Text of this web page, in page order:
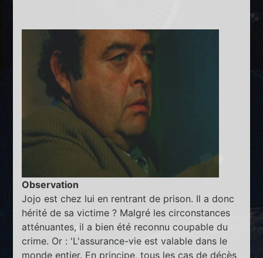
Observation
Jojo est chez lui en rentrant de prison. Il a donc
hérité de sa victime ? Malgré les circonstances
atténuantes, il a bien été reconnu coupable du
crime. Or : 'L'assurance-vie est valable dans le
monde entier. En principe, tous les cas de décès